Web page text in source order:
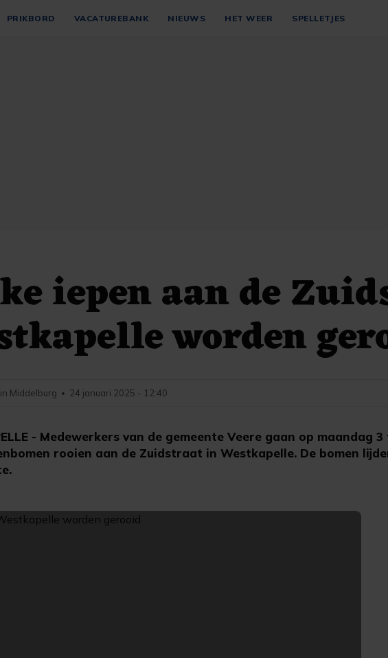
PRIKBORD VACATUREBANK NIEUWS HET WEER SPELLETJES
iepen aan de
worden
- Medewerkers van de gemeente Veere gaan op maandag
rooien aan de Zuidstraat in Westkapelle. De bomen
in Middelburg • 24 januari 2025 - 12:40